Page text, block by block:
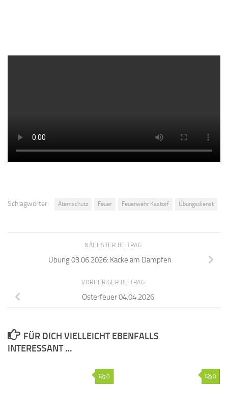
Schlagwörter: Atemschutz Feuer Feuerwehr Kastorf Übungsdienst
NÄCHSTER BEITRAG
Übung 03.06.2026: Kacke am Dampfen
VORHERIGER BEITRAG
Osterfeuer 04.04.2026
FÜR DICH VIELLEICHT EBENFALLS
INTERESSANT …
0 0